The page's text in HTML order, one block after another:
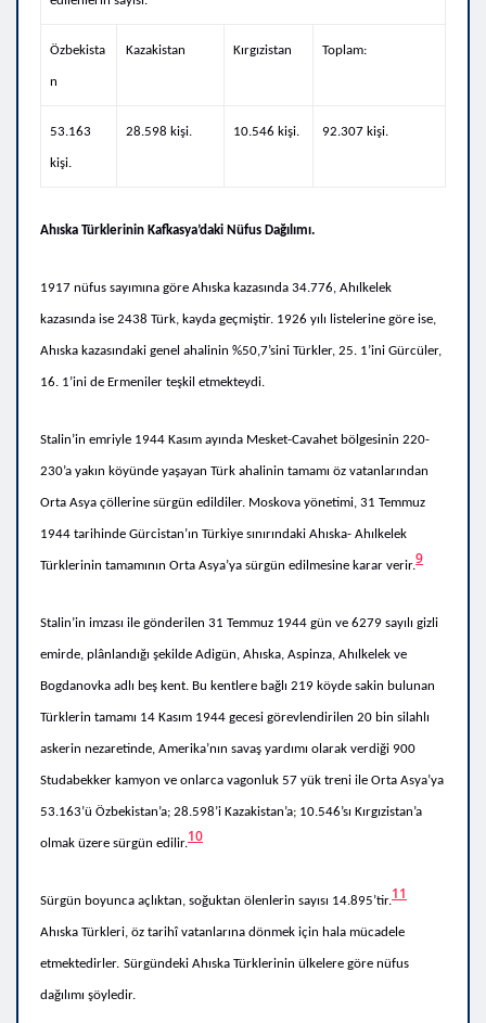
Özbekista
n
Kazakistan Kırgızistan Toplam:
53.163
kişi.
28.598 kişi. 10.546 kişi. 92.307 kişi.
Ahıska Türklerinin Kafkasya’daki Nüfus Dağılımı.
1917 nüfus sayımına göre Ahıska kazasında 34.776, Ahılkelek
kazasında ise 2438 Türk, kayda geçmiştir. 1926 yılı listelerine göre ise,
Ahıska kazasındaki genel ahalinin %50,7’sini Türkler, 25. 1’ini Gürcüler,
16. 1’ini de Ermeniler teşkil etmekteydi.
Stalin’in emriyle 1944 Kasım ayında Mesket-Cavahet bölgesinin 220-
230’a yakın köyünde yaşayan Türk ahalinin tamamı öz vatanlarından
Orta Asya çöllerine sürgün edildiler. Moskova yönetimi, 31 Temmuz
1944 tarihinde Gürcistan’ın Türkiye sınırındaki Ahıska- Ahılkelek
Türklerinin tamamının Orta Asya’ya sürgün edilmesine karar verir.9
Stalin’in imzası ile gönderilen 31 Temmuz 1944 gün ve 6279 sayılı gizli
emirde, plânlandığı şekilde Adigün, Ahıska, Aspinza, Ahılkelek ve
Bogdanovka adlı beş kent. Bu kentlere bağlı 219 köyde sakin bulunan
Türklerin tamamı 14 Kasım 1944 gecesi görevlendirilen 20 bin silahlı
askerin nezaretinde, Amerika’nın savaş yardımı olarak verdiği 900
Studabekker kamyon ve onlarca vagonluk 57 yük treni ile Orta Asya’ya
53.163’ü Özbekistan’a; 28.598’i Kazakistan’a; 10.546’sı Kırgızistan’a
olmak üzere sürgün edilir.10
Sürgün boyunca açlıktan, soğuktan ölenlerin sayısı 14.895’tir.11
Ahıska Türkleri, öz tarihî vatanlarına dönmek için hala mücadele
etmektedirler. Sürgündeki Ahıska Türklerinin ülkelere göre nüfus
dağılımı şöyledir.